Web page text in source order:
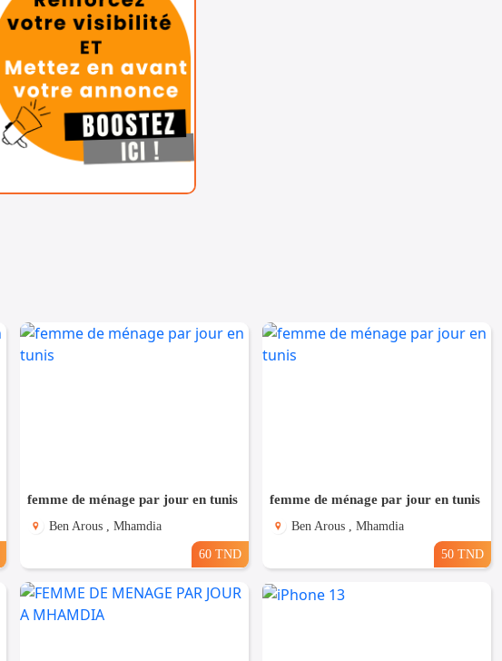
femme de ménage par jour en tunis
Ben Arous , Mhamdia
60 TND
femme de ménage par jour en tunis
Ben Arous , Mhamdia
50 TND